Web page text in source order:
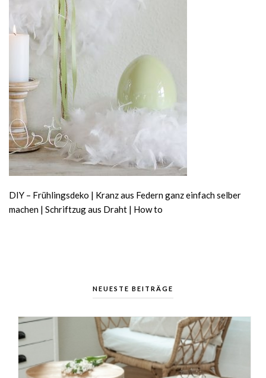
DIY – Frühlingsdeko | Kranz aus Federn ganz einfach selber
machen | Schriftzug aus Draht | How to
NEUESTE BEITRÄGE